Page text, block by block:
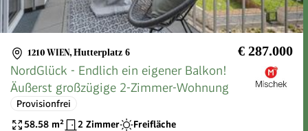
1210 WIEN, Hutterplatz 6 € 287.000
NordGlück - Endlich ein eigener Balkon!
Äußerst großzügige 2-Zimmer-Wohnung
Provisionfrei
58.58 m² 2 Zimmer Freifläche